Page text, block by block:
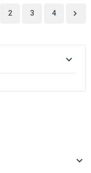
2 3 4 

